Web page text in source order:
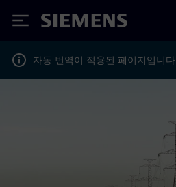
Siemens
자동 번역이 적용된 페이지입니